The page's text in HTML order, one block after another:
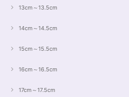
13cm～13.5cm
14cm～14.5cm
15cm～15.5cm
16cm～16.5cm
17cm～17.5cm